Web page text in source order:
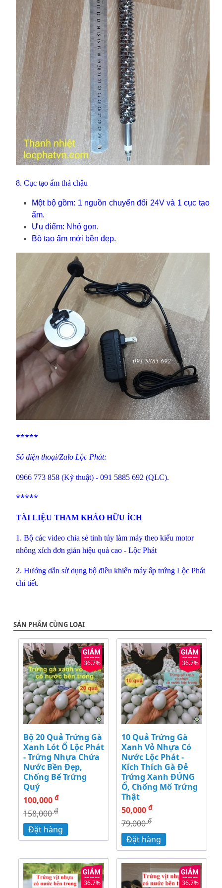
8. Cục tạo ẩm thả chậu
Một bộ gồm: 1 nguồn chuyển đổi 24V và 1 cục tạo
ẩm.
Ưu điểm: Nhỏ gọn.
Bộ tạo ẩm mới bền đẹp.
*****
Số điện thoại/Zalo Lộc Phát:
0966 773 858 (Kỹ thuật) - 091 5885 692 (QLC).
*****
TÀI LIỆU THAM KHẢO HỮU ÍCH
1. Bộ các video chia sẻ tinh túy làm máy theo kiểu motor
nhông xích đơn giản hiệu quả cao - Lộc Phát
2. Hướng dẫn sử dụng bộ điều khiển máy ấp trứng Lộc Phát
chi tiết.
SẢN PHẨM CÙNG LOẠI
36.7%
Bộ 20 Quả Trứng Gà
Xanh Lót Ổ Lộc Phát
- Trứng Nhựa Chứa
Nước Bền Đẹp,
Chống Bể Trứng
Quý
100,000 đ
158,000đ
Đặt hàng
36.7%
10 Quả Trứng Gà
Xanh Vỏ Nhựa Có
Nước Lộc Phát -
Kích Thích Gà Đẻ
Trứng Xanh ĐÚNG
Ổ, Chống Mổ Trứng
Thật
50,000 đ
79,000đ
Đặt hàng
36.7% 36.7%